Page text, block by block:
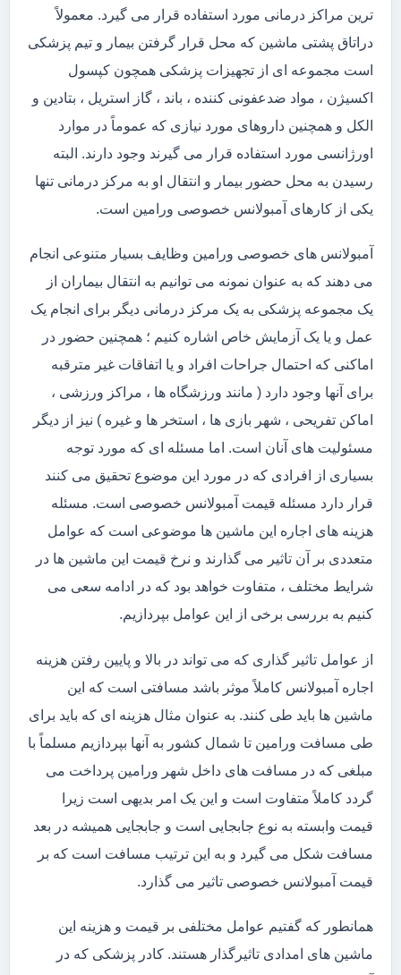
ترین مراکز درمانی مورد استفاده قرار می گیرد. معمولاً
دراتاق پشتی ماشین که محل قرار گرفتن بیمار و تیم پزشکی
است مجموعه ای از تجهیزات پزشکی همچون کپسول
اکسیژن ، مواد ضدعفونی کننده ، باند ، گاز استریل ، بتادین و
الکل و همچنین داروهای مورد نیازی که عموماً در موارد
اورژانسی مورد استفاده قرار می گیرند وجود دارند. البته
رسیدن به محل حضور بیمار و انتقال او به مرکز درمانی تنها
یکی از کارهای آمبولانس خصوصی ورامین است.
آمبولانس های خصوصی ورامین وظایف بسیار متنوعی انجام
می دهند که به عنوان نمونه می توانیم به انتقال بیماران از
یک مجموعه پزشکی به یک مرکز درمانی دیگر برای انجام یک
عمل و یا یک آزمایش خاص اشاره کنیم ؛ همچنین حضور در
اماکنی که احتمال جراحات افراد و یا اتفاقات غیر مترقبه
برای آنها وجود دارد ( مانند ورزشگاه ها ، مراکز ورزشی ،
اماکن تفریحی ، شهر بازی ها ، استخر ها و غیره ) نیز از دیگر
مسئولیت های آنان است. اما مسئله ای که مورد توجه
بسیاری از افرادی که در مورد این موضوع تحقیق می کنند
قرار دارد مسئله قیمت آمبولانس خصوصی است. مسئله
هزینه های اجاره این ماشین ها موضوعی است که عوامل
متعددی بر آن تاثیر می گذارند و نرخ قیمت این ماشین ها در
شرایط مختلف ، متفاوت خواهد بود که در ادامه سعی می
کنیم به بررسی برخی از این عوامل بپردازیم.
از عوامل تاثیر گذاری که می تواند در بالا و پایین رفتن هزینه
اجاره آمبولانس کاملاً موثر باشد مسافتی است که این
ماشین ها باید طی کنند. به عنوان مثال هزینه ای که باید برای
طی مسافت ورامین تا شمال کشور به آنها بپردازیم مسلماً با
مبلغی که در مسافت های داخل شهر ورامین پرداخت می
گردد کاملاً متفاوت است و این یک امر بدیهی است زیرا
قیمت وابسته به نوع جابجایی است و جابجایی همیشه در بعد
مسافت شکل می گیرد و به این ترتیب مسافت است که بر
قیمت آمبولانس خصوصی تاثیر می گذارد.
همانطور که گفتیم عوامل مختلفی بر قیمت و هزینه این
ماشین های امدادی تاثیرگذار هستند. کادر پزشکی که در